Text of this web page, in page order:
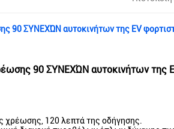
90 ΣΥΝΕΧΏΝ αυτοκινήτων της EV
90 ΣΥΝΕΧΏΝ αυτοκινήτων της
χρέωσης, 120 λεπτά της οδήγησης.